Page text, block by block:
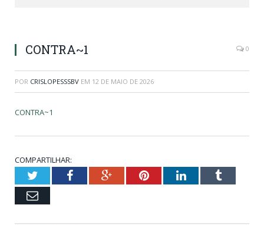
CONTRA~1 0
POR CRISLOPESSSBV EM 12 DE MAIO DE 2026
CONTRA~1
COMPARTILHAR:
TwitterFacebookGoogle+PinterestLinkedInTumblr
Email